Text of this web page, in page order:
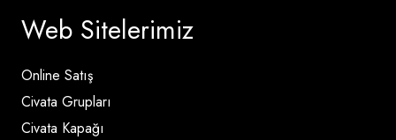
Web Sitelerimiz
Online Satış
Civata Grupları
Civata Kapağı